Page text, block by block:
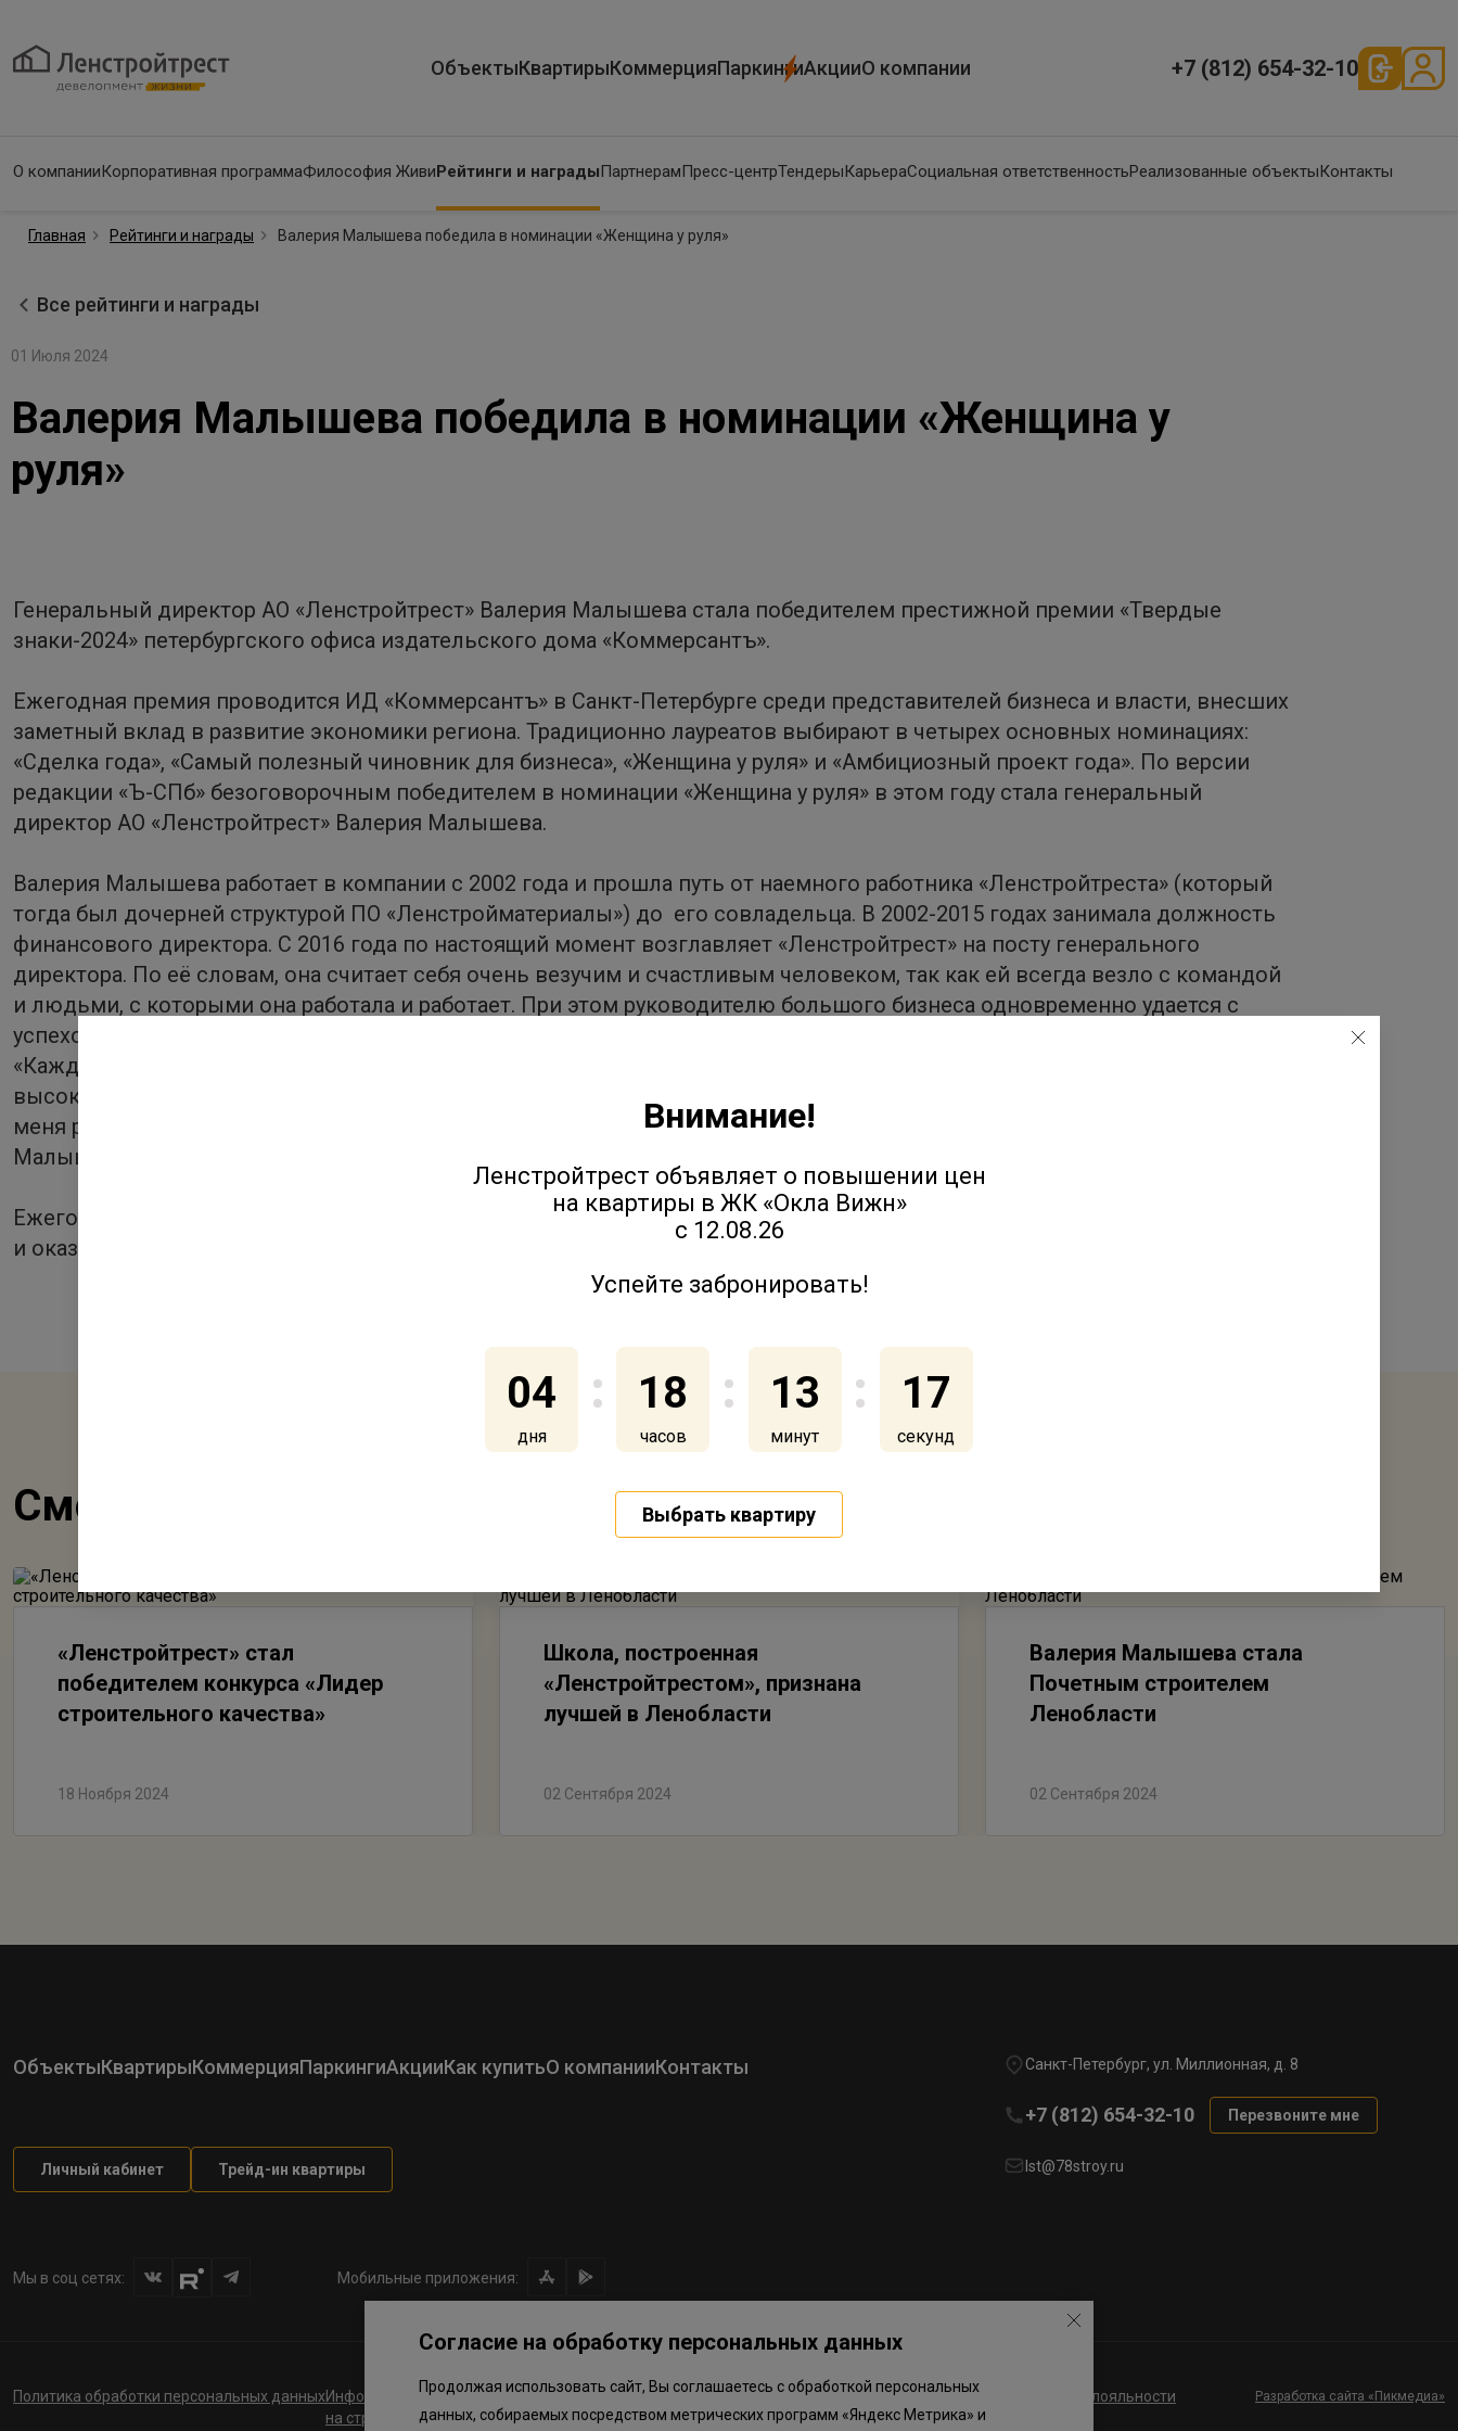
ОбъектыКвартирыКоммерцияПаркингиАкцииО компании +7 (812) 654-32-10
О компанииКорпоративная программаФилософия ЖивиРейтинги и наградыПартнерамПресс-центрТендерыКарьераСоциальная ответственностьРеализованные объектыКонтакты
Главная Рейтинги и награды Валерия Малышева победила в номинации «Женщина у руля»
Все рейтинги и награды
01 Июля 2024
Валерия Малышева победила в номинации «Женщина у
руля»
Генеральный директор АО «Ленстройтрест» Валерия Малышева стала победителем престижной премии «Твердые
знаки-2024» петербургского офиса издательского дома «Коммерсантъ».
Ежегодная премия проводится ИД «Коммерсантъ» в Санкт-Петербурге среди представителей бизнеса и власти, внесших
заметный вклад в развитие экономики региона. Традиционно лауреатов выбирают в четырех основных номинациях:
«Сделка года», «Самый полезный чиновник для бизнеса», «Женщина у руля» и «Амбициозный проект года». По версии
редакции «Ъ-СПб» безоговорочным победителем в номинации «Женщина у руля» в этом году стала генеральный
директор АО «Ленстройтрест» Валерия Малышева.
Валерия Малышева работает в компании с 2002 года и прошла путь от наемного работника «Ленстройтреста» (который
тогда был дочерней структурой ПО «Ленстройматериалы») до его совладельца. В 2002-2015 годах занимала должность
финансового директора. С 2016 года по настоящий момент возглавляет «Ленстройтрест» на посту генерального
директора. По её словам, она считает себя очень везучим и счастливым человеком, так как ей всегда везло с командой
и людьми, с которыми она работала и работает. При этом руководителю большого бизнеса одновременно удается с
успехом оставаться женщиной и матерью.
«Каждая женщина с своей жизни является руководителем: она руководит детьми и домом. А если она ещё и занимает
высокий руководящий пост на работе, то, получается, она "дважды у руля". Это большая ответственность и я рада, что у
меня рядом есть мужчины, которые помогают с ней справиться - без них было бы намного тяжелее», – говорит Валерия
Малышева.
Ежегодная премия «Твердые знаки» учреждена издательским домом «Коммерсантъ» и присваивается самым заметным
и оказавшим влияние на рынок топ-менеджерам, чиновникам и петербургским компаниям.
Смотрите также
«Ленстройтрест» стал
победителем конкурса «Лидер
строительного качества»
18 Ноября 2024
Школа, построенная
«Ленстройтрестом», признана
лучшей в Ленобласти
02 Сентября 2024
Валерия Малышева стала
Почетным строителем
Ленобласти
02 Сентября 2024
ОбъектыКвартирыКоммерцияПаркингиАкцииКак купитьО компанииКонтакты
Личный кабинет Трейд-ин квартиры
Санкт-Петербург, ул. Миллионная, д. 8
+7 (812) 654-32-10 Перезвоните мне
lst@78stroy.ru
Мы в соц сетях: Мобильные приложения:
Политика обработки персональных данныхИнформация о плановом направлении средств
на строительство соц.объектов в Окле
Правила программы лояльностиПриложение к программе лояльности Разработка сайта «Пикмедиа»
Внимание!
Ленстройтрест объявляет о повышении цен
на квартиры в ЖК «Окла Вижн»
с 12.08.26
Успейте забронировать!
04
дня
18
часов
13
минут
17
секунд
Выбрать квартиру
Согласие на обработку персональных данных
Продолжая использовать сайт, Вы соглашаетесь с обработкой персональных
данных, собираемых посредством метрических программ «Яндекс Метрика» и